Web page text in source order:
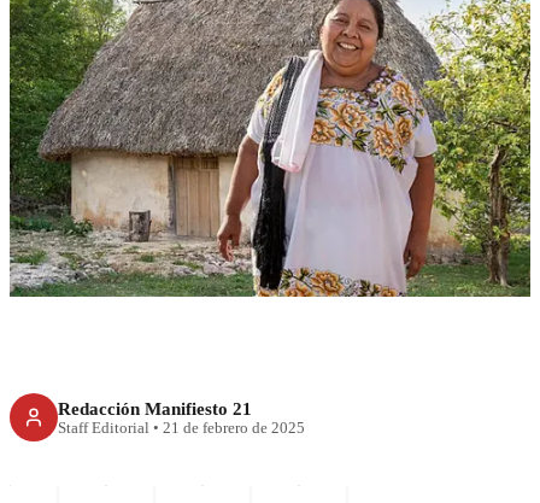
RECIENTE
México refuerza inclusión y
preservación de la Lengua
Materna
Redacción Manifiesto 21
Staff Editorial • 21 de febrero de 2025